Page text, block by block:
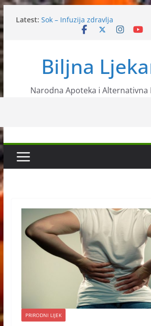
Skip
to
content
Latest: Sok – Infuzija zdravlja
Poriluk kao odličan izvor vitamina
Biljna
Narodna Apoteka i
PRIRODNI LIJEK